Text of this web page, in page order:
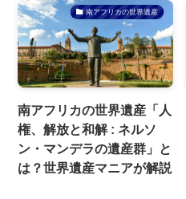
南アフリカの世界遺産
南アフリカの世界遺産「人
権、解放と和解 : ネルソ
ン・マンデラの遺産群」と
は？世界遺産マニアが解説